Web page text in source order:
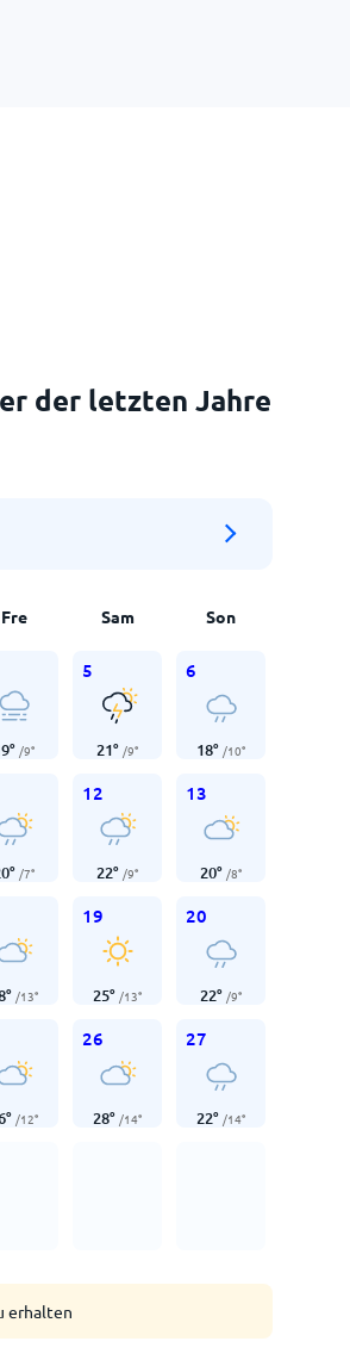
der letzten Jahre
Fre Sam Son
° /9°
5
21° /9°
6
18° /10°
° /7°
12
22° /9°
13
20° /8°
° /13°
19
25° /13°
20
22° /9°
° /12°
26
28° /14°
27
22° /14°
erhalten